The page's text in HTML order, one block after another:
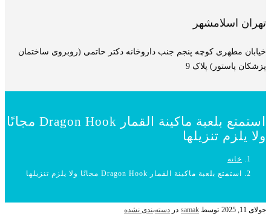
تهران اسلامشهر
خیابان مطهری کوچه پنجم جنب داروخانه دکتر حاتمی (روبروی ساختمان
پزشکان پاستور) پلاک 9
استمتع بلعبة ماكينة القمار Dragon Hook مجانًا
ولا يلزم تنزيلها
خانه
استمتع بلعبة ماكينة القمار Dragon Hook مجانًا ولا يلزم تنزيلها
جولای 11, 2025 توسط samak در دسته‌بندی نشده